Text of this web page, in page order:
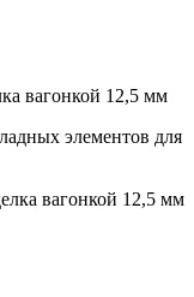
вагонкой 12,5 мм
элементов для
вагонкой 12,5 мм